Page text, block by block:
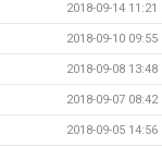
2018-09-14 11:21
2018-09-10 09:55
2018-09-08 13:48
2018-09-07 08:42
2018-09-05 14:56